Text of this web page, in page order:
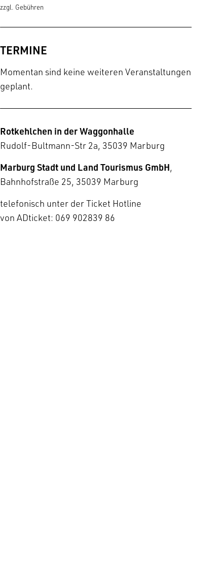
zzgl. Gebühren
TERMINE
Momentan sind keine weiteren Veranstaltungen
geplant.
Rotkehlchen in der Waggonhalle
Rudolf-Bultmann-Str 2a, 35039 Marburg
Marburg Stadt und Land Tourismus GmbH,
Bahnhofstraße 25, 35039 Marburg
telefonisch unter der Ticket Hotline
von ADticket: 069 902839 86